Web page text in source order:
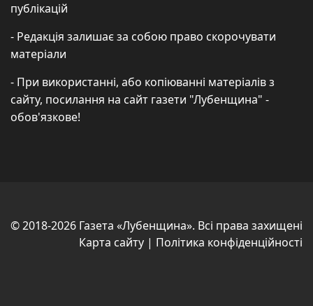
публікацій
- Редакція залишає за собою право скорочувати
матеріали
- При використанні, або копіюванні матеріалів з
сайту, посилання на сайт газети "Лубенщина" -
обов'язкове!
© 2018-2026 Газета «Лубенщина». Всі права захищені
Карта сайту | Політика конфіденційності